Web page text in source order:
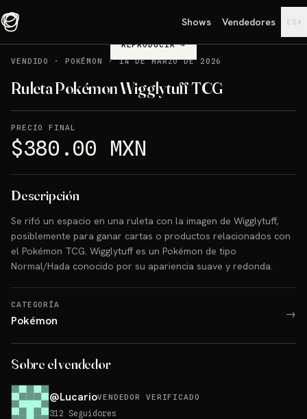
Shows Vendedores ES ▾
REPRODUCIR→
VENDIDO
· POKÉMON ·14 DE MARZO DE 2026
Ruleta Pokémon Wigglytuff TCG
PRECIO FINAL
$380.00 MXN
Descripción
Se rifó un espacio en una ruleta con la imagen de Wigglytuff,
posiblemente para ganar cartas o productos relacionados con
el Pokémon TCG. Wigglytuff es un Pokémon de tipo
Normal/Hada conocido por su apariencia suave y redonda.
CATEGORÍA
Pokémon →
Sobre el vendedor
@LucarioVENDEDOR VERIFICADO
312 Seguidores